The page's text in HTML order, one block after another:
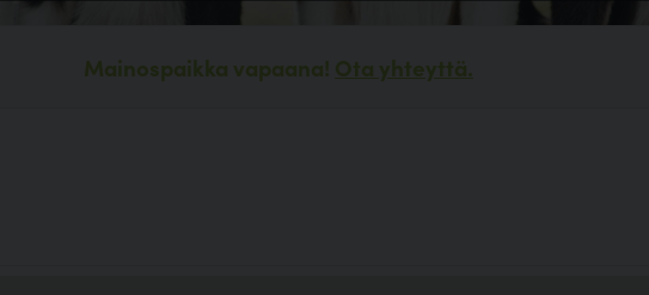
Mainospaikka vapaana! Ota yhteyttä.